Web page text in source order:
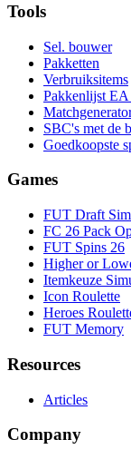
Tools
Sel. bouwer
Pakketten
Verbruiksitems
Pakkenlijst
SBC's met de
Goedkoopste
Games
FUT Draft
FC 26 Pack
FUT Spins 26
Higher or
Itemkeuze
Icon Roulette
Heroes
FUT Memory
Resources
Articles
Company